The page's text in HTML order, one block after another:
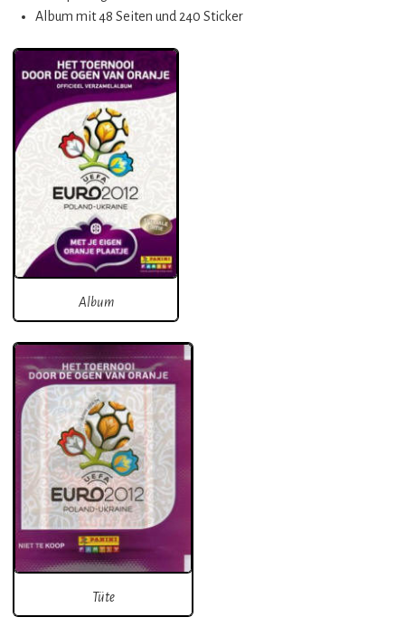
Album mit 48 Seiten und 240 Sticker
Album
Tüte